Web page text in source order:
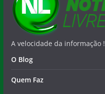
A velocidade da informação !
O Blog
Quem Faz